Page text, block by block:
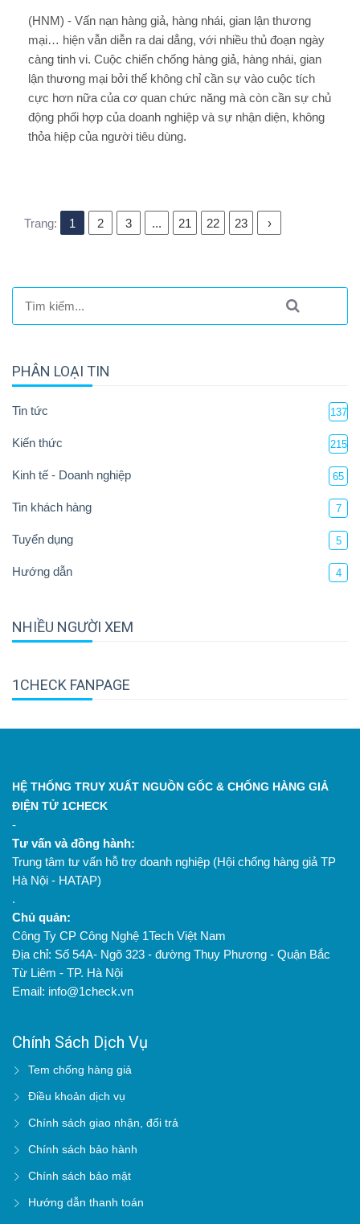
(HNM) - Vấn nạn hàng giả, hàng nhái, gian lận thương
mại… hiện vẫn diễn ra dai dẳng, với nhiều thủ đoạn ngày
càng tinh vi. Cuộc chiến chống hàng giả, hàng nhái, gian
lận thương mại bởi thế không chỉ cần sự vào cuộc tích
cực hơn nữa của cơ quan chức năng mà còn cần sự chủ
động phối hợp của doanh nghiệp và sự nhận diện, không
thỏa hiệp của người tiêu dùng.
Trang: 1 2 3 ... 21 22 23 ›
PHÂN LOẠI TIN
Tin tức 137
Kiến thức 215
Kinh tế - Doanh nghiệp 65
Tin khách hàng 7
Tuyển dụng 5
Hướng dẫn 4
NHIỀU NGƯỜI XEM
1CHECK FANPAGE
HỆ THỐNG TRUY XUẤT NGUỒN GỐC & CHỐNG HÀNG GIẢ
ĐIỆN TỬ 1CHECK
-
Tư vấn và đồng hành:
Trung tâm tư vấn hỗ trợ doanh nghiệp (Hội chống hàng giả TP
Hà Nội - HATAP)
.
Chủ quản:
Công Ty CP Công Nghệ 1Tech Việt Nam
Địa chỉ: Số 54A- Ngõ 323 - đường Thụy Phương - Quận Bắc
Từ Liêm - TP. Hà Nội
Email: info@1check.vn
Chính Sách Dịch Vụ
Tem chống hàng giả
Điều khoản dịch vụ
Chính sách giao nhận, đổi trả
Chính sách bảo hành
Chính sách bảo mật
Hướng dẫn thanh toán